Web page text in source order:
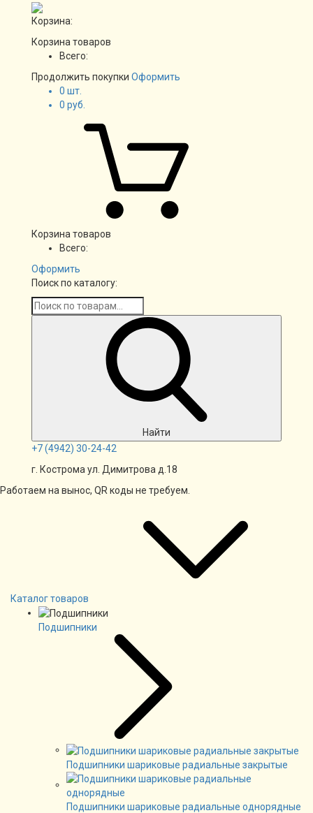
Корзина:
Корзина товаров
Всего:
Продолжить покупки Оформить
0 шт.
0 руб.
Корзина товаров
Всего:
Оформить
Поиск по каталогу:
Найти
+7(4942) 30-24-42
г. Кострома ул. Димитрова д.18
Работаем на вынос, QR коды не требуем.
Каталог товаров
Подшипники
Подшипники шариковые радиальные закрытые
Подшипники шариковые радиальные однорядные